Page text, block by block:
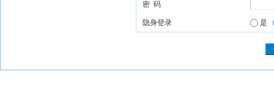
密 码
隐身登录 是